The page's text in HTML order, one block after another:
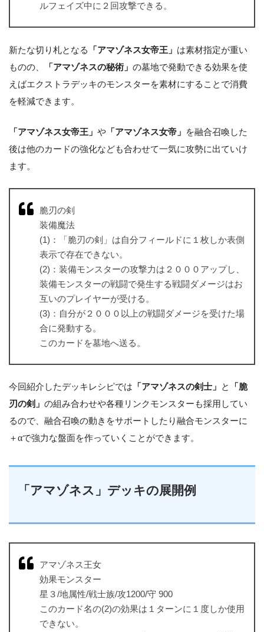
ルフェイズ中に２回攻撃できる。
新たな切り札となる 「アマゾネス女帝王」 は素材指定が重い
ものの、
「アマゾネスの秘術」 の墓地で発動できる効果を使
えばエクストラデッキのモンスターを素材にすることで消費
を軽減できます。
「アマゾネス女帝王」 や 「アマゾネス女帝」 を融合召喚した
後は他のカードの強化なども合わせて一気に攻勢に出ていけ
ます。
脆刃の剣
装備魔法
(1)：「脆刃の剣」は自分フィールドに１枚しか表側
表示で存在できない。
(2)：装備モンスターの攻撃力は２０００アップし、
装備モンスターの戦闘で発生する戦闘ダメージはお
互いのプレイヤーが受ける。
(3)：自分が２０００以上の戦闘ダメージを受けた場
合に発動する。
このカードを墓地へ送る。
今回紹介したデッキレシピでは 「アマゾネスの剣士」 と
「脆
刃の剣」 の組み合わせや各種リンクモンスターも採用してい
るので、融合召喚の動きをサポートしたり融合モンスターに
＋αで強力な盤面を作っていくことができます。
「アマゾネス」デッキの展開例
アマゾネス王女
効果モンスター
星３/地属性/戦士族/攻1200/守 900
このカード名の(2)の効果は１ターンに１度しか使用
できない。